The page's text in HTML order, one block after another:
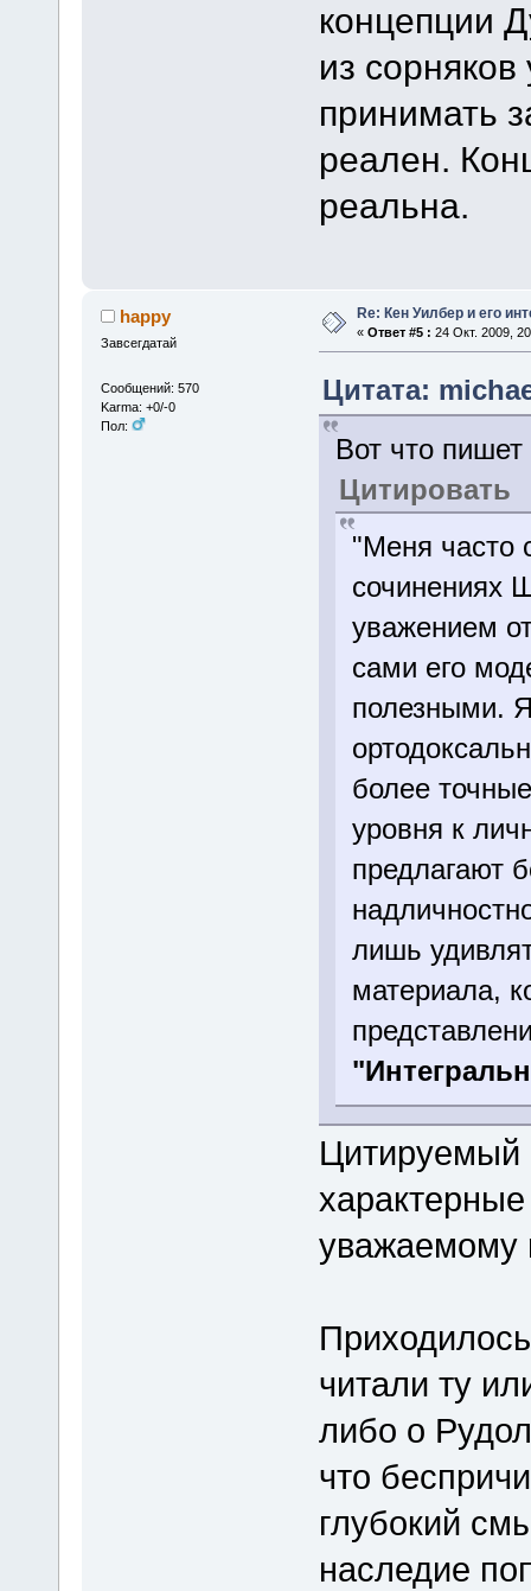
концепции
из
принимать
реален.
реальна.
happy
Завсегдатай
Сообщений: 570
Karma: +0/-0
Пол:
Re: Кен Уилбер и его
« Ответ #5 : 24 Окт. 2009,
Цитата:
Вот что
Цитировать
"Меня часто
сочинениях
уважением
сами его
полезными.
более
уровня к
предлагают
лишь
материала,
Цитируемый
уважаемому
читали ту
либо о
что
глубокий
наследие